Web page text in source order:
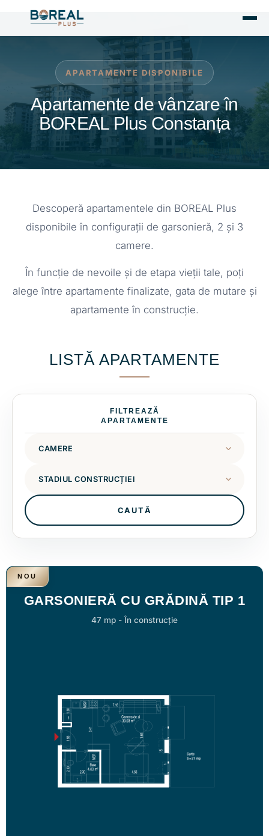
APARTAMENTE DISPONIBILE
Apartamente de vânzare în
BOREAL Plus Constanța
Descoperă apartamentele din BOREAL Plus
disponibile în configurații de garsonieră, 2 și 3
camere.
În funcție de nevoile și de etapa vieții tale, poți
alege între apartamente finalizate, gata de mutare și
apartamente în construcție.
LISTĂ APARTAMENTE
FILTREAZĂ
APARTAMENTE
CAUTĂ
NOU
GARSONIERĂ CU GRĂDINĂ TIP 1
47 mp -În construcție